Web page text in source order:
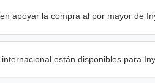
apoyar la compra al por mayor de
están disponibles para